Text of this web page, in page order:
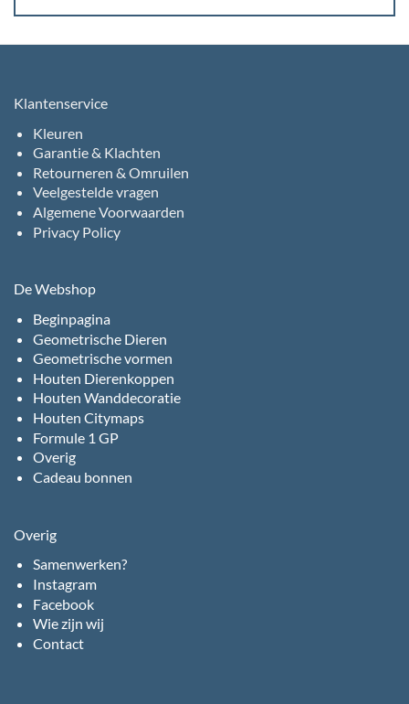
Klantenservice
Kleuren
Garantie & Klachten
Retourneren & Omruilen
Veelgestelde vragen
Algemene Voorwaarden
Privacy Policy
De Webshop
Beginpagina
Geometrische Dieren
Geometrische vormen
Houten Dierenkoppen
Houten Wanddecoratie
Houten Citymaps
Formule 1 GP
Overig
Cadeau bonnen
Overig
Samenwerken?
Instagram
Facebook
Wie zijn wij
Contact